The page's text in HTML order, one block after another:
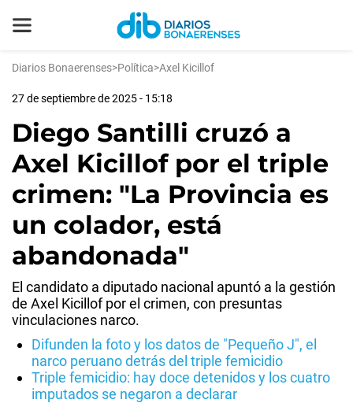
Diarios Bonaerenses>Política>Axel Kicillof
27 de septiembre de 2025 - 15:18
Diego Santilli cruzó a
Axel Kicillof por el triple
crimen: "La Provincia es
un colador, está
abandonada"
El candidato a diputado nacional apuntó a la gestión
de Axel Kicillof por el crimen, con presuntas
vinculaciones narco.
Difunden la foto y los datos de "Pequeño J", el
narco peruano detrás del triple femicidio
Triple femicidio: hay doce detenidos y los cuatro
imputados se negaron a declarar